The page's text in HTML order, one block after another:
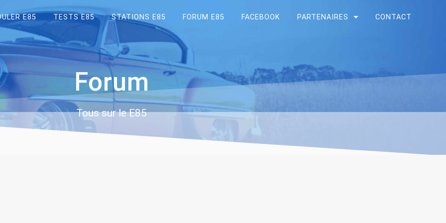
E85 TESTS E85 STATIONS E85 FORUM E85 FACEBOOK PARTENAIRES CONTACT
Forum
Tous sur le E85